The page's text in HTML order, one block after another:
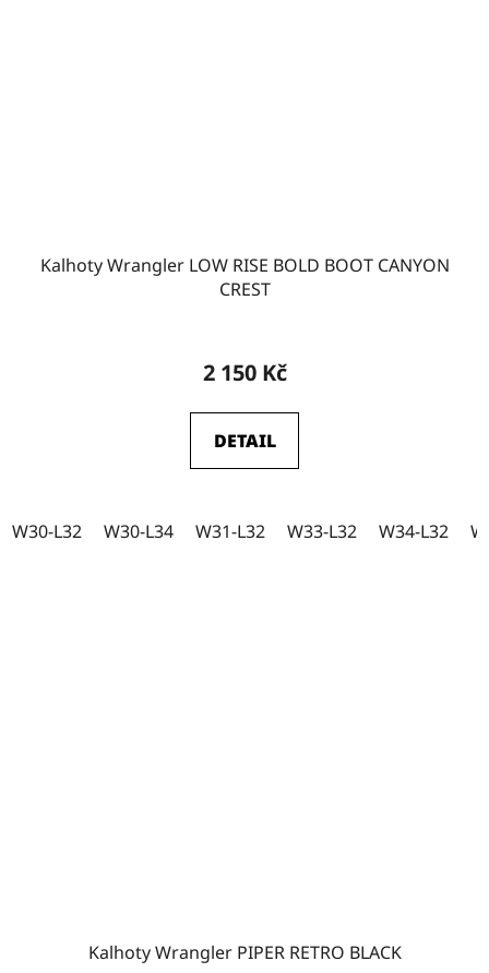
Kalhoty Wrangler LOW RISE BOLD BOOT CANYON
CREST
2 150 Kč
DETAIL
W30-L32 W30-L34 W31-L32 W33-L32 W34-L32
Kalhoty Wrangler PIPER RETRO BLACK